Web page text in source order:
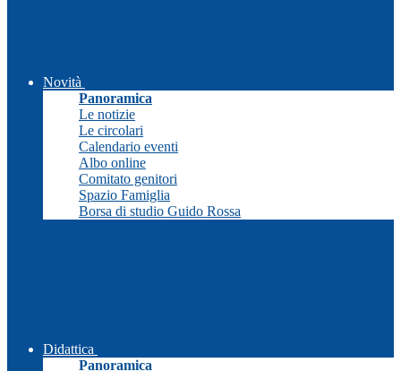
Novità
Panoramica
Le notizie
Le circolari
Calendario eventi
Albo online
Comitato genitori
Spazio Famiglia
Borsa di studio Guido Rossa
Didattica
Panoramica